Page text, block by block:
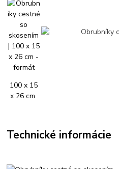
100 x 15
x 26 cm
Technické informácie